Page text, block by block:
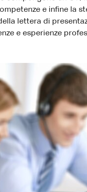
e infine la
lettera di
e esperienze